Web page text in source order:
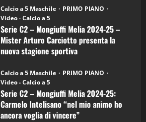
Calcio a 5 Maschile
PRIMO PIANO
Video - Calcio a 5
Serie C2 – Mongiuffi Melia 2024-25 –
Mister Arturo Carciotto presenta la
nuova stagione sportiva
Calcio a 5 Maschile
PRIMO PIANO
Video - Calcio a 5
Serie C2 – Mongiuffi Melia 2024-25:
Carmelo Intelisano “nel mio animo ho
ancora voglia di vincere”
“SportEmpire” in Podcast: 26^ Puntata
(Martedi 07 Aprile 2026)
08/04/2026
“SportEmpire” in Podcast: 30^ Puntata
(Martedi 05 Maggio 2026)
08/05/2026